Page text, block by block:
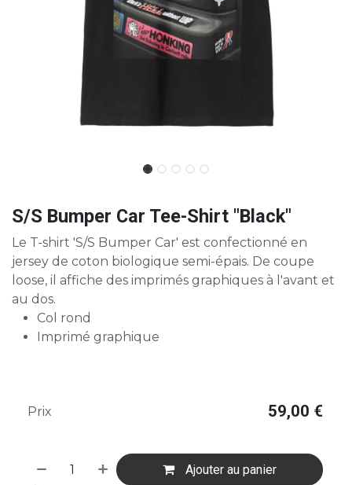
S/S Bumper Car Tee-Shirt "Black"
Le T-shirt 'S/S Bumper Car' est confectionné en
jersey de coton biologique semi-épais. De coupe
loose, il affiche des imprimés graphiques à l'avant et
au dos.
Col rond
Imprimé graphique
Ajouter au panier
Prix 59,00 €